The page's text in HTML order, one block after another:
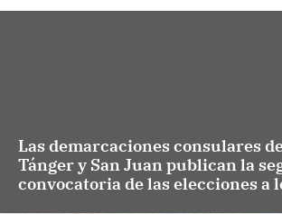
Las demarcaciones consulares
Tánger y San Juan publican la
convocatoria de las elecciones a